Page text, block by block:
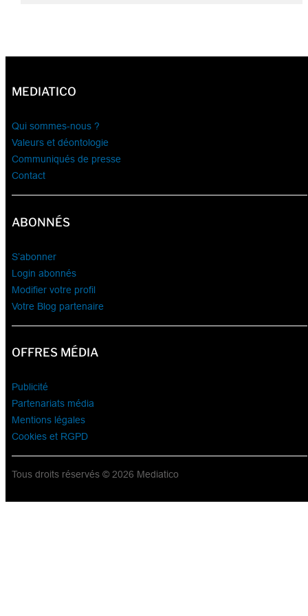
MEDIATICO
Qui sommes-nous ?
Valeurs et déontologie
Communiqués de presse
Contact
ABONNÉS
S’abonner
Login abonnés
Modifier votre profil
Votre Blog partenaire
OFFRES MÉDIA
Publicité
Partenariats média
Mentions légales
Cookies et RGPD
Tous droits réservés © 2026 Mediatico